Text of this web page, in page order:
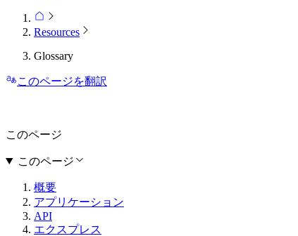
Resources
Glossary
このページを翻訳
このページ
このページ
概要
アプリケーション
API
エクスプレス